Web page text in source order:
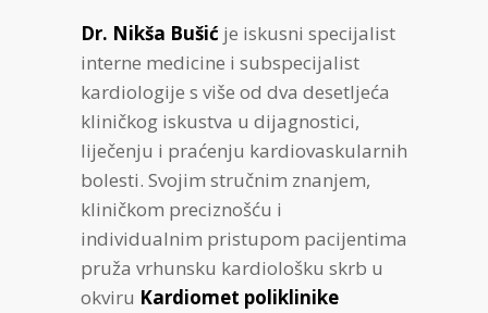
Dr. Nikša Bušić je iskusni specijalist
interne medicine i subspecijalist
kardiologije s više od dva desetljeća
kliničkog iskustva u dijagnostici,
liječenju i praćenju kardiovaskularnih
bolesti. Svojim stručnim znanjem,
kliničkom preciznošću i
individualnim pristupom pacijentima
pruža vrhunsku kardiološku skrb u
okviru Kardiomet poliklinike